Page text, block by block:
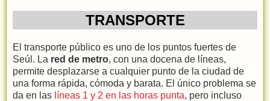
TRANSPORTE
El transporte público es uno de los puntos fuertes de
Seúl. La red de metro, con una docena de líneas,
permite desplazarse a cualquier punto de la ciudad de
una forma rápida, cómoda y barata. El único problema se
da en las líneas 1 y 2 en las horas punta, pero incluso